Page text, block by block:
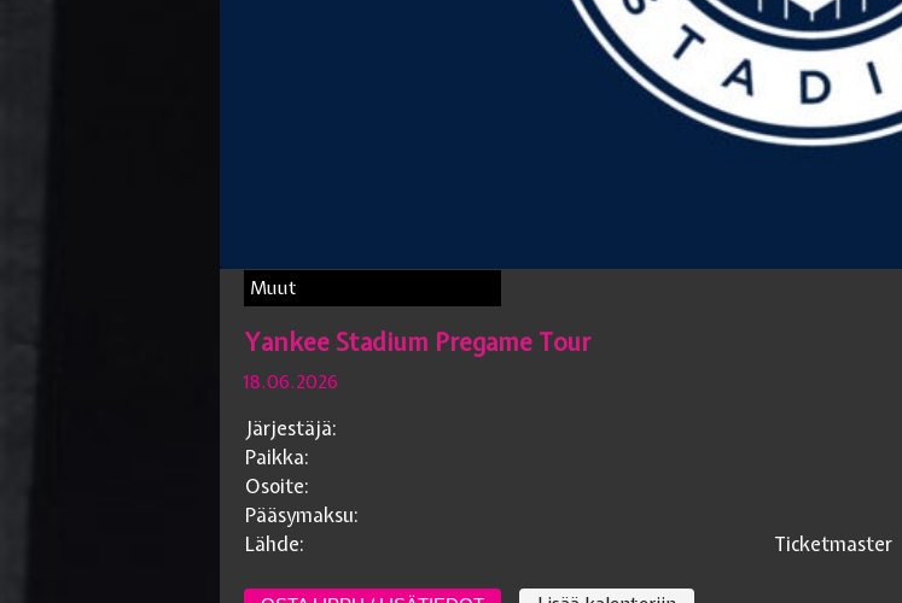
Muut
Yankee Stadium Pregame Tour
18.06.2026
Järjestäjä:
Paikka:
Osoite:
Pääsymaksu:
Lähde:
Ticketmaster